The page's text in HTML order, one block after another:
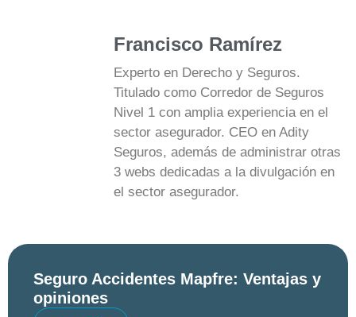
Francisco Ramírez
Experto en Derecho y Seguros.
Titulado como Corredor de Seguros
Nivel 1 con amplia experiencia en el
sector asegurador. CEO en Adity
Seguros, además de administrar otras
3 webs dedicadas a la divulgación en
el sector asegurador.
Seguro Accidentes Mapfre: Ventajas y
opiniones